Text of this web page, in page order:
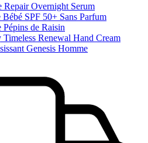
Repair Overnight Serum
SPF 50+ Sans Parfum
de Raisin
Renewal Hand Cream
Genesis Homme